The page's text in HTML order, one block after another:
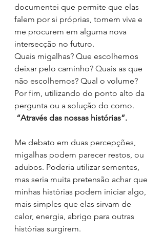
documentei que permite que elas
falem por si próprias, tomem viva e
me procurem em alguma nova
intersecção no futuro.
Quais migalhas? Que escolhemos
deixar pelo caminho? Quais as que
não escolhemos? Qual o volume?
Por fim, utilizando do ponto alto da
pergunta ou a solução do como.
“Através das nossas histórias”.
Me debato em duas percepções,
migalhas podem parecer restos, ou
adubos. Poderia utilizar sementes,
mas seria muita pretensão achar que
minhas histórias podem iniciar algo,
mais simples que elas sirvam de
calor, energia, abrigo para outras
histórias surgirem.